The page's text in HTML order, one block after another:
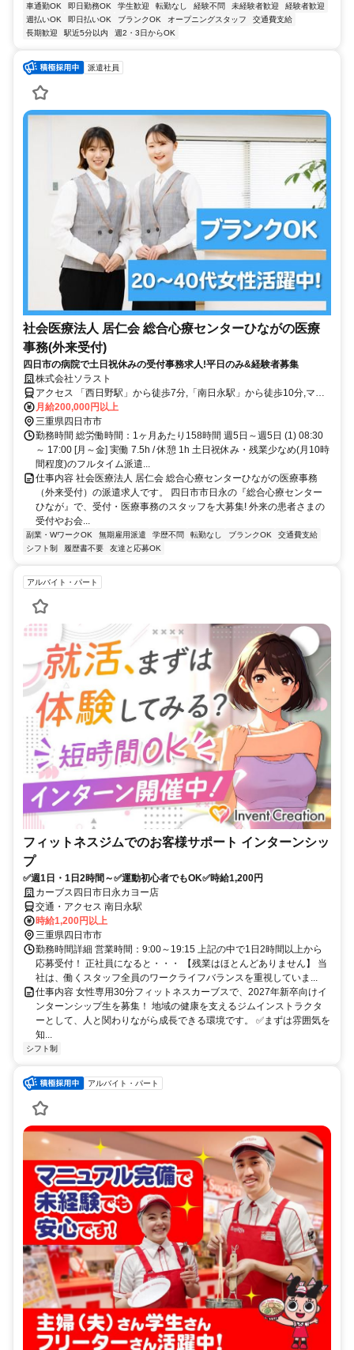
車通勤OK
即日勤務OK 学生歓迎 転勤なし 経験不問 未経験者歓迎
経験者歓迎
週払いOK
即日払いOK ブランクOK オープニングスタッフ
交通費支給
長期歓迎
駅近5分以内 週2・3日からOK
派遣社員
社会医療法人 居仁会 総合心療センターひながの医療
事務(外来受付)
四日市の病院で土日祝休みの受付事務求人!平日のみ&経験者募集
株式会社ソラスト
アクセス 「西日野駅」から徒歩7分,「南日永駅」から徒歩10分,マイ
カー通勤可,敷地内全て禁煙
月給200,000円以上
三重県四日市市
勤務時間 総労働時間：1ヶ月あたり158時間 週5日～週5日 (1) 08:30
～ 17:00 [月～金] 実働 7.5h / 休憩 1h 土日祝休み・残業少なめ(月10時
間程度)のフルタイム派遣...
仕事内容 社会医療法人 居仁会 総合心療センターひながの医療事務
（外来受付）の派遣求人です。 四日市市日永の『総合心療センター
ひなが』で、受付・医療事務のスタッフを大募集! 外来の患者さまの
受付やお会...
副業・WワークOK 無期雇用派遣 学歴不問 転勤なし ブランクOK
交通費支給
シフト制
履歴書不要 友達と応募OK
アルバイト・パート
フィットネスジムでのお客様サポート インターンシッ
プ
✅週1日・1日2時間～✅運動初心者でもOK✅時給1,200円
カーブス四日市日永カヨー店
交通・アクセス 南日永駅
時給1,200円以上
三重県四日市市
勤務時間詳細 営業時間：9:00～19:15 上記の中で1日2時間以上から
応募受付！ 正社員になると・・・ 【残業はほとんどありません】 当
社は、働くスタッフ全員のワークライフバランスを重視していま...
仕事内容 女性専用30分フィットネスカーブスで、2027年新卒向けイ
ンターンシップ生を募集！ 地域の健康を支えるジムインストラクタ
ーとして、人と関わりながら成長できる環境です。 ✅まずは雰囲気を
知...
シフト制
アルバイト・パート